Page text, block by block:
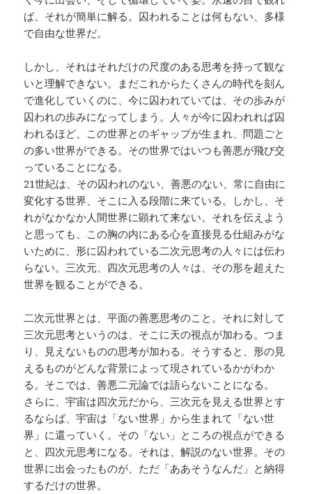
ば、それが簡単に解る。囚われることは何もない、多様
で自由な世界だ。
しかし、それはそれだけの尺度のある思考を持って観な
いと理解できない。まだこれからたくさんの時代を刻ん
で進化していくのに、今に囚われていては、その歩みが
囚われの歩みになってしまう。人々が今に囚われれば囚
われるほど、この世界とのギャップが生まれ、問題ごと
の多い世界ができる。その世界ではいつも善悪が飛び交
っていることになる。
21世紀は、その囚われのない、善悪のない、常に自由に
変化する世界、そこに入る段階に来ている。しかし、そ
れがなかなか人間世界に顕れて来ない。それを伝えよう
と思っても、この胸の内にある心を直接見る仕組みがな
いために、形に囚われている二次元思考の人々には伝わ
らない。三次元、四次元思考の人々は、その形を超えた
世界を観ることができる。
二次元世界とは、平面の善悪思考のこと。それに対して
三次元思考というのは、そこに天の視点が加わる。つま
り、見えないものの思考が加わる。そうすると、形の見
えるものがどんな背景によって現されているかがわか
る。そこでは、善悪二元論では語らないことになる。
さらに、宇宙は四次元だから、三次元を見える世界とす
るならば、宇宙は「ない世界」から生まれて「ない世
界」に還っていく。その「ない」ところの視点ができる
と、四次元思考になる。それは、解説のない世界。その
世界に出会ったものが、ただ「ああそうなんだ」と納得
するだけの世界。